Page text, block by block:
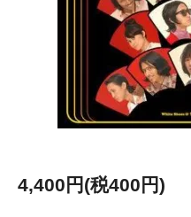
4,400円(税400円)